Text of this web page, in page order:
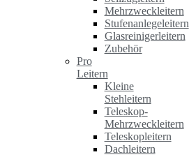
Mehrzweckleitern
Stufenanlegeleitern
Glasreinigerleitern
Zubehör
Pro
Leitern
Kleine
Stehleitern
Teleskop-
Mehrzweckleitern
Teleskopleitern
Dachleitern